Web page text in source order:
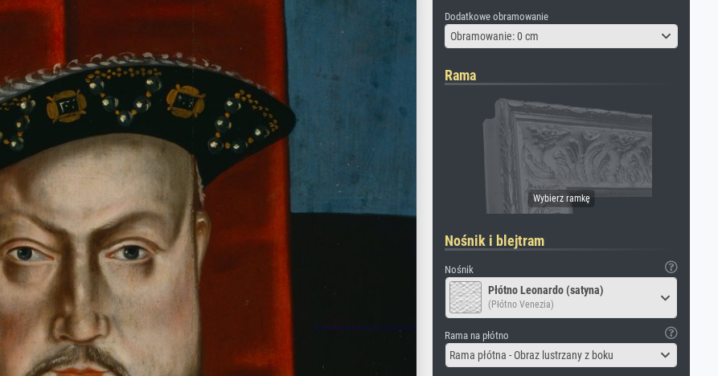
Dodatkowe obramowanie
Obramowanie: 0 cm
Rama
Nośnik i blejtram
Nośnik
Płótno Leonardo (satyna)
(Płótno Venezia)
Rama na płótno
Rama płótna - Obraz lustrzany z boku